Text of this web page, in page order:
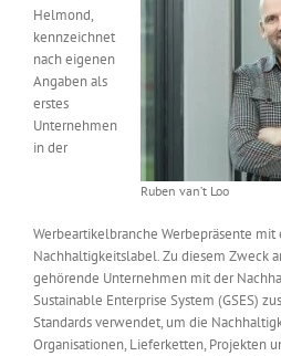
Messen & Events
Unternehmen
Wissen
Product Guide
Ruben van’t Loo
Helmond,
kennzeichnet
nach eigenen
Angaben als
erstes
Unternehmen
in der
Werbeartikelbranche Werbepräsente
Nachhaltigkeitslabel. Zu diesem Zweck
gehörende Unternehmen mit der
Sustainable Enterprise System (GSES)
Standards verwendet, um die
Organisationen, Lieferketten, Projekten